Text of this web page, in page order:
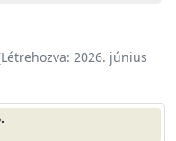
2026. június